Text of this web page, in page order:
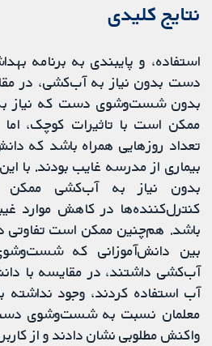
نتایج کلیدی
استفاده، و پایبندی به
دست بدون نیاز به آب‌کشی، در
بدون شست‌وشوی دست که نیاز
ممکن است با تاثیرات کوچک،
تعداد روزهایی همراه باشد که
بیماری از مدرسه غایب بودند.
بدون نیاز به آب‌کشی ممکن
کنترل‌کننده‌ها در کاهش موارد
باشد. هم‌چنین ممکن است تفاوتی
بین دانش‌آموزانی که
آب‌کشی داشتند، در مقایسه با
آب استفاده کردند، وجود نداشته
معلمان نسبت به شست‌وشوی
واکنش مطلوبی نشان دادند و از